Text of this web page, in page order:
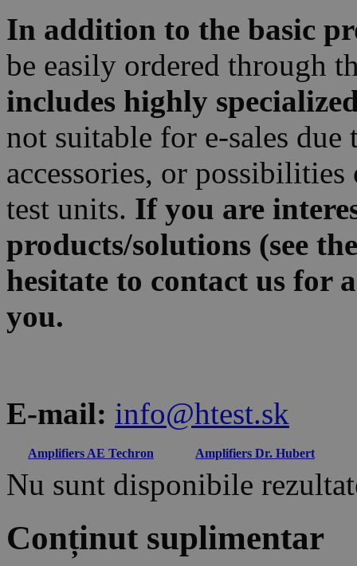
In addition to the basic
be easily ordered through
includes highly
not suitable for e-sales
accessories, or
test units. If you are
products/solutions (see
hesitate to contact us for
you.
E-mail: info@htest.sk
Amplifiers AE Techron Amplifiers Dr. Hubert
Nu sunt disponibile
Conținut suplimentar